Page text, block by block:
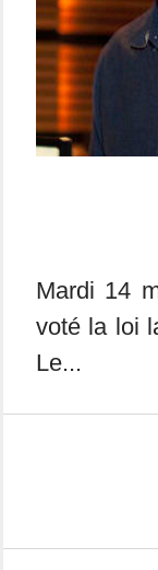
Mardi 14
voté la loi
Le...